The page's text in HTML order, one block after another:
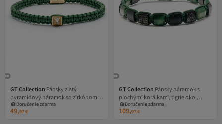
GT Collection Pánsky zlatý
pyramídový náramok so zirkónom,
univerzálna veľkosť a nastaviteľná
zelená nylonová šnúrka
Doručenie zdarma
49,97€
GT Collection Pánsky náramok s
plochými korálkami, tigrie oko,
čierny ónyx, energetické kamene,
univerzálna veľkosť a nastaviteľná
Doručenie zdarma
109,97€